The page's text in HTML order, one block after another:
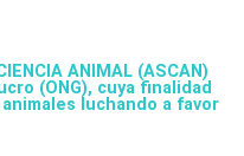
ANIMAL (ASCAN)
(ONG), cuya finalidad
luchando a favor